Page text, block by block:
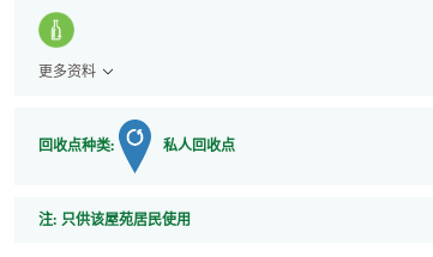
更多资料
回收点种类: 私人回收点
注: 注
只供该屋苑居民使用